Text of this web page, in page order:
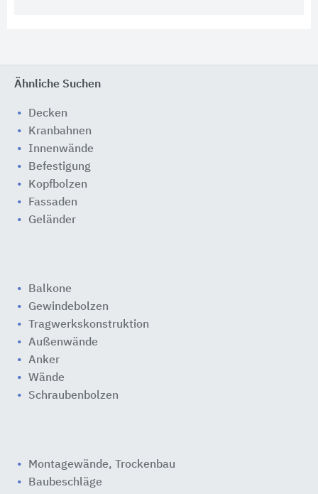
Ähnliche Suchen
Decken
Kranbahnen
Innenwände
Befestigung
Kopfbolzen
Fassaden
Geländer
Balkone
Gewindebolzen
Tragwerkskonstruktion
Außenwände
Anker
Wände
Schraubenbolzen
Montagewände, Trockenbau
Baubeschläge